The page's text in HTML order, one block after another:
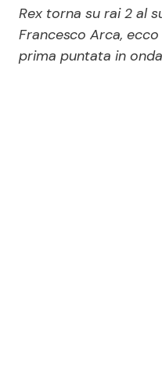
Persone Scomparse
Politica
Rex torna su rai 2 al
Francesco Arca,
prima puntata in